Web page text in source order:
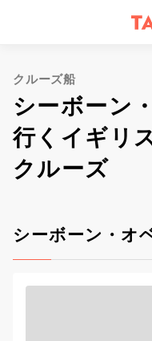
クルーズ船
シーボーン
行くイギリ
クルーズ
シーボーン・オ